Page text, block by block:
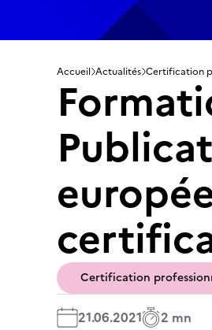
Accueil Actualités Certification
Certification
21.06.2021 2 mn